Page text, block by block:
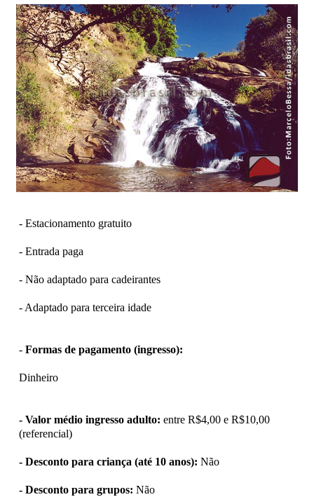
- Estacionamento gratuito
- Entrada paga
- Não adaptado para cadeirantes
- Adaptado para terceira idade
- Formas de pagamento (ingresso):
Dinheiro
- Valor médio ingresso adulto: entre R$4,00 e R$10,00
(referencial)
- Desconto para criança (até 10 anos): Não
- Desconto para grupos: Não